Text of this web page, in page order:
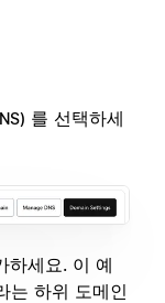
를 선택하세
하세요. 이 예
는 하위 도메인